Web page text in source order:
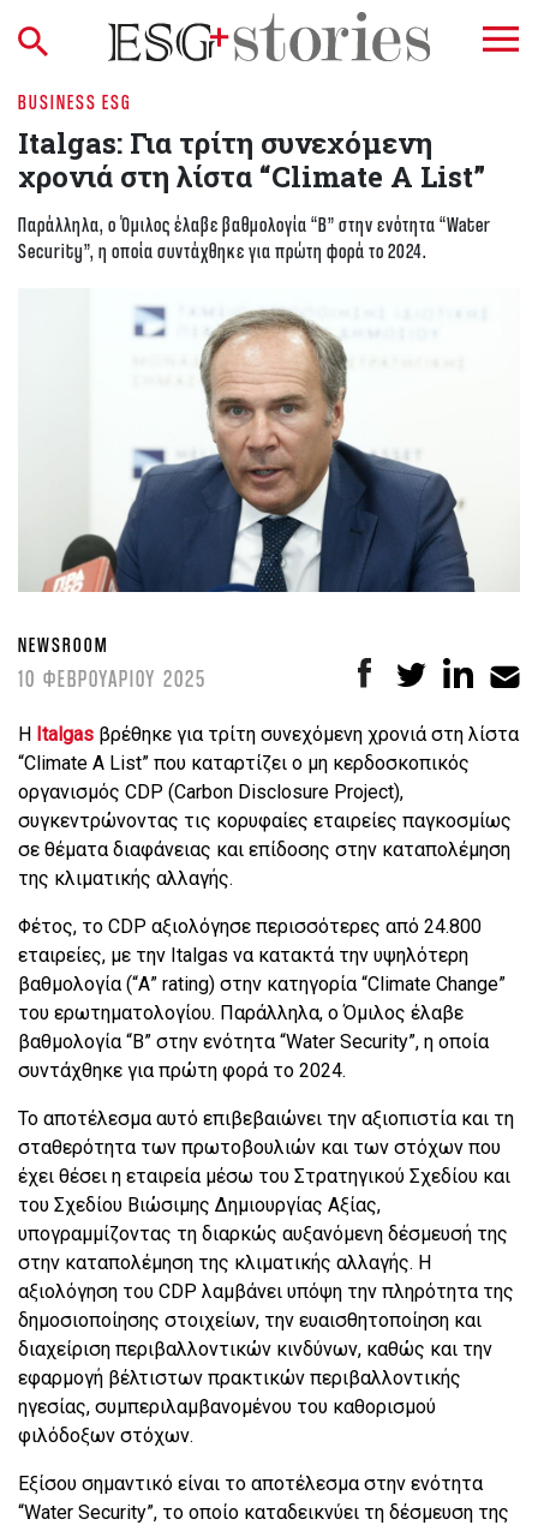
BUSINESS ESG
Italgas: Για τρίτη συνεχόμενη
χρονιά στη λίστα “Climate A List”
Παράλληλα, ο Όμιλος έλαβε βαθμολογία “B” στην ενότητα “Water
Security”, η οποία συντάχθηκε για πρώτη φορά το 2024.
NEWSROOM
10 ΦΕΒΡΟΥΑΡΙΟΥ 2025
Η Italgas βρέθηκε για τρίτη συνεχόμενη χρονιά στη λίστα
“Climate A List” που καταρτίζει ο μη κερδοσκοπικός
οργανισμός CDP (Carbon Disclosure Project),
συγκεντρώνοντας τις κορυφαίες εταιρείες παγκοσμίως
σε θέματα διαφάνειας και επίδοσης στην καταπολέμηση
της κλιματικής αλλαγής.
Φέτος, το CDP αξιολόγησε περισσότερες από 24.800
εταιρείες, με την Italgas να κατακτά την υψηλότερη
βαθμολογία (“Α” rating) στην κατηγορία “Climate Change”
του ερωτηματολογίου. Παράλληλα, ο Όμιλος έλαβε
βαθμολογία “B” στην ενότητα “Water Security”, η οποία
συντάχθηκε για πρώτη φορά το 2024.
Το αποτέλεσμα αυτό επιβεβαιώνει την αξιοπιστία και τη
σταθερότητα των πρωτοβουλιών και των στόχων που
έχει θέσει η εταιρεία μέσω του Στρατηγικού Σχεδίου και
του Σχεδίου Βιώσιμης Δημιουργίας Αξίας,
υπογραμμίζοντας τη διαρκώς αυξανόμενη δέσμευσή της
στην καταπολέμηση της κλιματικής αλλαγής. Η
αξιολόγηση του CDP λαμβάνει υπόψη την πληρότητα της
δημοσιοποίησης στοιχείων, την ευαισθητοποίηση και
διαχείριση περιβαλλοντικών κινδύνων, καθώς και την
εφαρμογή βέλτιστων πρακτικών περιβαλλοντικής
ηγεσίας, συμπεριλαμβανομένου του καθορισμού
φιλόδοξων στόχων.
Εξίσου σημαντικό είναι το αποτέλεσμα στην ενότητα
“Water Security”, το οποίο καταδεικνύει τη δέσμευση της